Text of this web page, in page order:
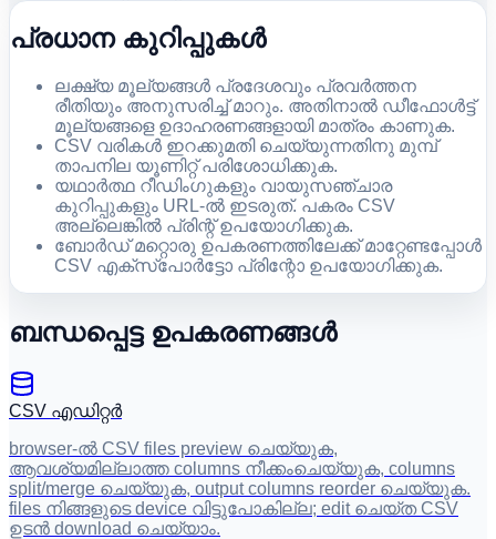
പ്രധാന കുറിപ്പുകൾ
ലക്ഷ്യ മൂല്യങ്ങൾ പ്രദേശവും പ്രവർത്തന
രീതിയും അനുസരിച്ച് മാറും. അതിനാൽ ഡീഫോൾട്ട്
മൂല്യങ്ങളെ ഉദാഹരണങ്ങളായി മാത്രം കാണുക.
CSV വരികൾ ഇറക്കുമതി ചെയ്യുന്നതിനു മുമ്പ്
താപനില യൂണിറ്റ് പരിശോധിക്കുക.
യഥാർത്ഥ റീഡിംഗുകളും വായുസഞ്ചാര
കുറിപ്പുകളും URL-ൽ ഇടരുത്. പകരം CSV
അല്ലെങ്കിൽ പ്രിന്റ് ഉപയോഗിക്കുക.
ബോർഡ് മറ്റൊരു ഉപകരണത്തിലേക്ക് മാറ്റേണ്ടപ്പോൾ
CSV എക്സ്പോർട്ടോ പ്രിന്റോ ഉപയോഗിക്കുക.
ബന്ധപ്പെട്ട ഉപകരണങ്ങൾ
CSV എഡിറ്റർ
browser-ൽ CSV files preview ചെയ്യുക,
ആവശ്യമില്ലാത്ത columns നീക്കംചെയ്യുക, columns
split/merge ചെയ്യുക, output columns reorder ചെയ്യുക.
files നിങ്ങളുടെ device വിട്ടുപോകില്ല; edit ചെയ്ത CSV
ഉടൻ download ചെയ്യാം.